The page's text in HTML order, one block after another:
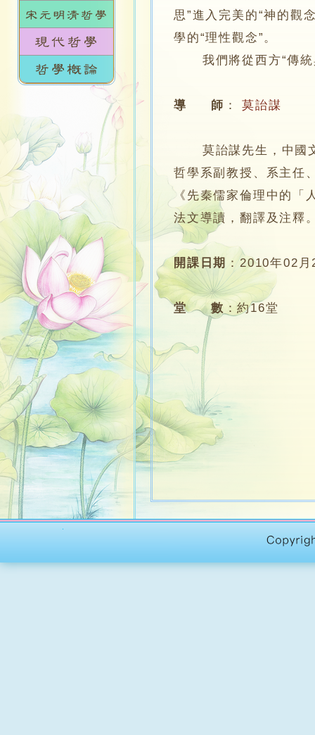
思”進入完美的“神的觀
學的“理性觀念”。
我們將從西方“傳統
導 師 ： 莫詒謀
莫詒謀先生，中國文
哲學系副教授、系主任
《先秦儒家倫理中的「
法文導讀，翻譯及注釋
開課日期 ：2010年02月
堂 數 ：約16堂